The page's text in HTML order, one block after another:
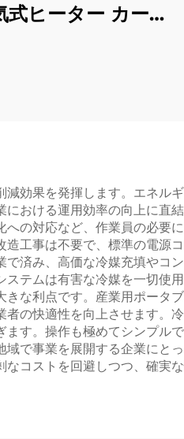
式ヒーター カーボ
効果を発揮します。エネル
おける運用効率の向上に直
の対応など、作業員の必要
工事は不要で、標準の電源
済み、高価な冷媒充填やコ
テムは有害な冷媒を一切使
な利点です。産業用ポータ
の快適性を向上させます。
す。操作も極めてシンプル
で事業を展開する企業にと
コストを回避しつつ、確実な